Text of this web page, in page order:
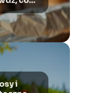
i